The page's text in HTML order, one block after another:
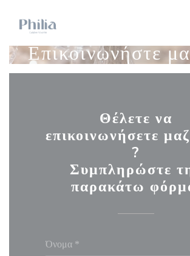
Επικοινωνήστε
Θέλετε να
επικοινωνήσετε
?
Συμπληρώστε
παρακάτω